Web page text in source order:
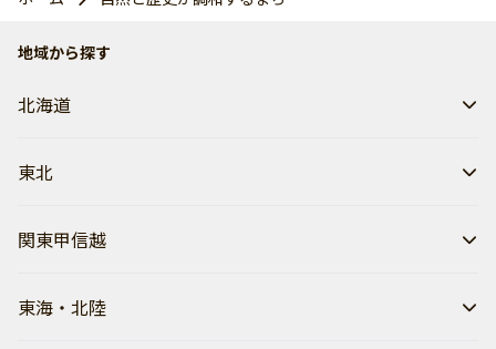
地域から探す
北海道
東北
関東甲信越
東海・北陸